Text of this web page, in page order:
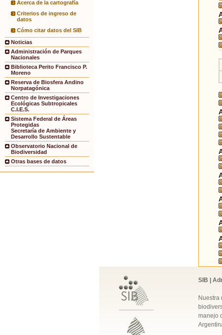
Acerca de la cartografía
Criterios de ingreso de
datos
Cómo citar datos del SIB
Noticias
Administración de Parques
Nacionales
Biblioteca Perito Francisco P.
Moreno
Reserva de Biosfera Andino
Norpatagónica
Centro de Investigaciones
Ecológicas Subtropicales
C.I.E.S.
Sistema Federal de Áreas
Protegidas
Secretaría de Ambiente y
Desarrollo Sustentable
Observatorio Nacional de
Biodiversidad
Otras bases de datos
SIB |
Nuestra
manejo